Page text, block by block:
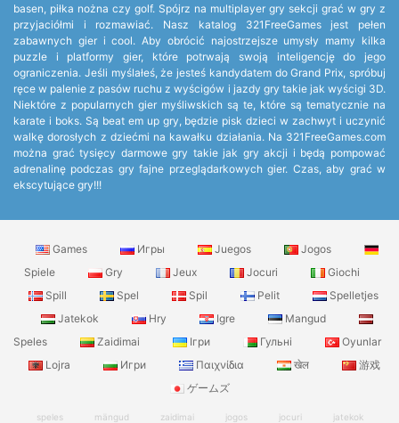
basen, piłka nożna czy golf. Spójrz na multiplayer gry sekcji grać w gry z
przyjaciółmi i rozmawiać. Nasz katalog 321FreeGames jest pełen
zabawnych gier i cool. Aby obrócić najostrzejsze umysły mamy kilka
puzzle i platformy gier, które potrwają swoją inteligencję do jego
ograniczenia. Jeśli myślałeś, że jesteś kandydatem do Grand Prix, spróbuj
ręce w palenie z pasów ruchu z wyścigów i jazdy gry takie jak wyścigi 3D.
Niektóre z popularnych gier myśliwskich są te, które są tematycznie na
karate i boks. Są beat em up gry, będzie pisk dzieci w zachwyt i uczynić
walkę dorosłych z dziećmi na kawałku działania. Na 321FreeGames.com
można grać tysięcy darmowe gry takie jak gry akcji i będą pompować
adrenalinę podczas gry fajne przeglądarkowych gier. Czas, aby grać w
ekscytujące gry!!!
Games Игры Juegos
Jogos
Spiele
Gry Jeux Jocuri
Giochi
Spill
Spel Spil Pelit
Spelletjes
Jatekok
Hry Igre
Mangud
Speles
Zaidimai Ігри Гульні
Oyunlar
Lojra
Игри Παιχνίδια खेल
游戏
ゲームズ
speles mängud zaidimai jogos jocuri jatekok